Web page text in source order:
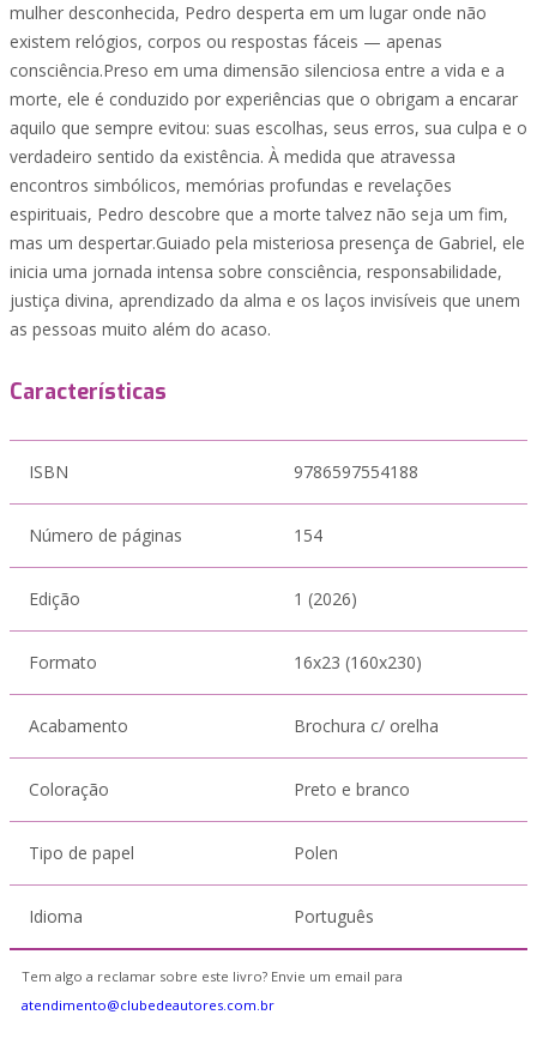
mulher desconhecida, Pedro desperta em um lugar onde não
existem relógios, corpos ou respostas fáceis — apenas
consciência.Preso em uma dimensão silenciosa entre a vida e a
morte, ele é conduzido por experiências que o obrigam a encarar
aquilo que sempre evitou: suas escolhas, seus erros, sua culpa e o
verdadeiro sentido da existência. À medida que atravessa
encontros simbólicos, memórias profundas e revelações
espirituais, Pedro descobre que a morte talvez não seja um fim,
mas um despertar.Guiado pela misteriosa presença de Gabriel, ele
inicia uma jornada intensa sobre consciência, responsabilidade,
justiça divina, aprendizado da alma e os laços invisíveis que unem
as pessoas muito além do acaso.
Características
ISBN 9786597554188
Número de páginas 154
Edição 1 (2026)
Formato 16x23 (160x230)
Acabamento Brochura c/ orelha
Coloração Preto e branco
Tipo de papel Polen
Idioma Português
Tem algo a reclamar sobre este livro? Envie um email para
atendimento@clubedeautores.com.br